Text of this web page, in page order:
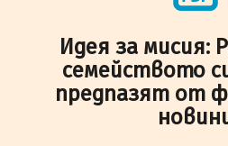
Идея за мисия:
семейството
предпазят от